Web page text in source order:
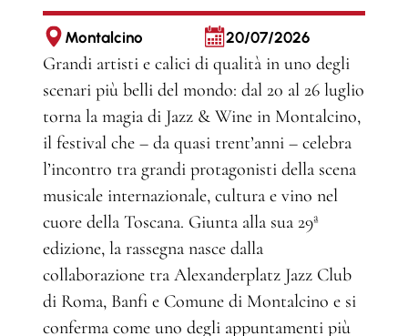
Montalcino 20/07/2026
Grandi artisti e calici di qualità in uno degli
scenari più belli del mondo: dal 20 al 26 luglio
torna la magia di Jazz & Wine in Montalcino,
il festival che – da quasi trent’anni – celebra
l’incontro tra grandi protagonisti della scena
musicale internazionale, cultura e vino nel
cuore della Toscana. Giunta alla sua 29ª
edizione, la rassegna nasce dalla
collaborazione tra Alexanderplatz Jazz Club
di Roma, Banfi e Comune di Montalcino e si
conferma come uno degli appuntamenti più